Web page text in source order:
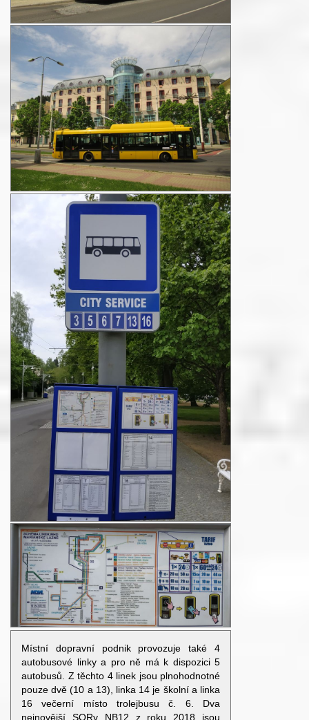
Místní dopravní podnik provozuje také 4
autobusové linky a pro ně má k dispozici 5
autobusů. Z těchto 4 linek jsou plnohodnotné
pouze dvě (10 a 13), linka 14 je školní a linka
16 večerní místo trolejbusu č. 6. Dva
nejnovější SORy NB12 z roku 2018 jsou